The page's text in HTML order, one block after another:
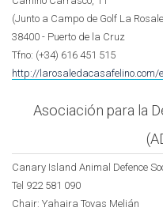
(Junto a Campo de Golf La
38400 - Puerto de la Cruz
Tfno: (+34) 616 451 515
http://larosaledacasafelino.com/
Asociación para la
Canary Island Animal Defence
Tel 922 581 090
Chair: Yahaira Tovas Melián